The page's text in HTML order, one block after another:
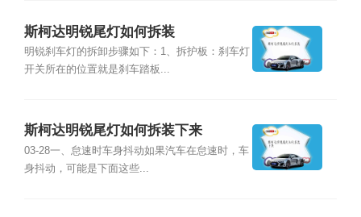
斯柯达明锐尾灯如何拆装
明锐刹车灯的拆卸步骤如下：1、拆护板：刹车灯
开关所在的位置就是刹车踏板...
斯柯达明锐尾灯如何拆装下来
03-28一、怠速时车身抖动如果汽车在怠速时，车
身抖动，可能是下面这些...